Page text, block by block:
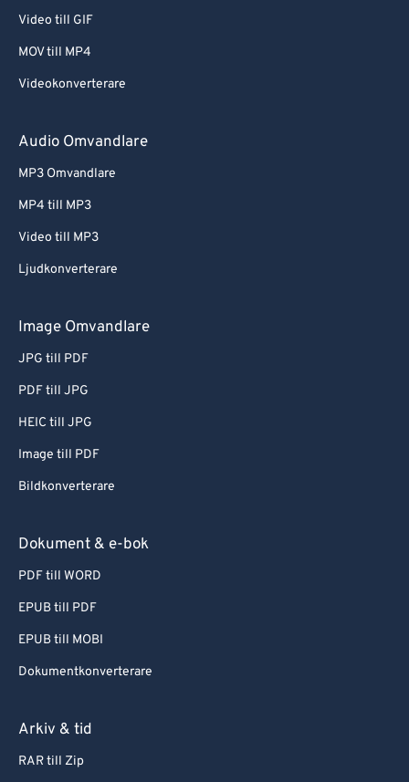
Video till GIF
MOV till MP4
Videokonverterare
Audio Omvandlare
MP3 Omvandlare
MP4 till MP3
Video till MP3
Ljudkonverterare
Image Omvandlare
JPG till PDF
PDF till JPG
HEIC till JPG
Image till PDF
Bildkonverterare
Dokument & e-bok
PDF till WORD
EPUB till PDF
EPUB till MOBI
Dokumentkonverterare
Arkiv & tid
RAR till Zip